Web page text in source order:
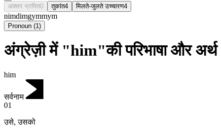
अक्सर भ्रमित0 तुकांत4 मिलते-जुलते उच्चारण4
nimdimgymmym
Pronoun (1)
अंग्रेज़ी में "him"की परिभाषा और अर्थ
him
सर्वनाम
01
उसे,उसको